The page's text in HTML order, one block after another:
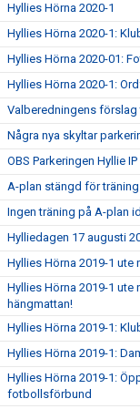
Hyllies Hörna 2020-1
Hyllies Hörna 2020-1:
Hyllies Hörna 2020-01:
Hyllies Hörna 2020-1:
Valberedningens
Några nya skyltar
OBS Parkeringen Hyllie IP
A-plan stängd för
Ingen träning på A-plan
Hylliedagen 17 augusti
Hyllies Hörna 2019-1 ute
Hyllies Hörna 2019-1 ute
hängmattan!
Hyllies Hörna 2019-1:
Hyllies Hörna 2019-1:
Hyllies Hörna 2019-1:
fotbollsförbund